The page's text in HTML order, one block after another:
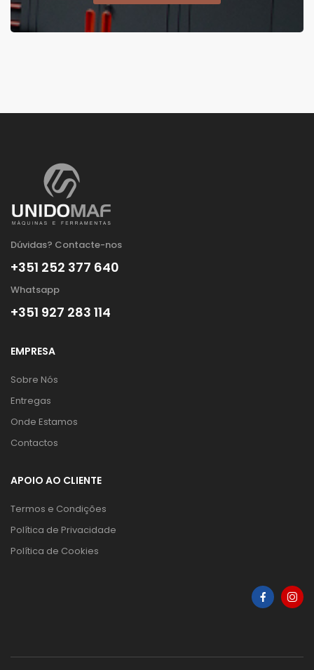
Dúvidas? Contacte-nos
+351 252 377 640
Whatsapp
+351 927 283 114
EMPRESA
Sobre Nós
Entregas
Onde Estamos
Contactos
APOIO AO CLIENTE
Termos e Condições
Política de Privacidade
Política de Cookies